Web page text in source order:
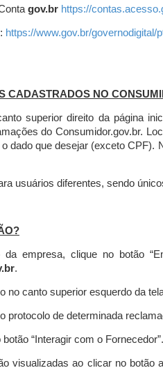
gov.br https://
https://www.gov.br/
CADASTRADOS NO
superior direito da página
do Consumidor.gov.br.
o dado que desejar (exceto
usuários diferentes, sendo
empresa, clique no botão
.
no canto superior esquerdo da
protocolo de determinada
“Interagir com o
visualizadas ao clicar no botão